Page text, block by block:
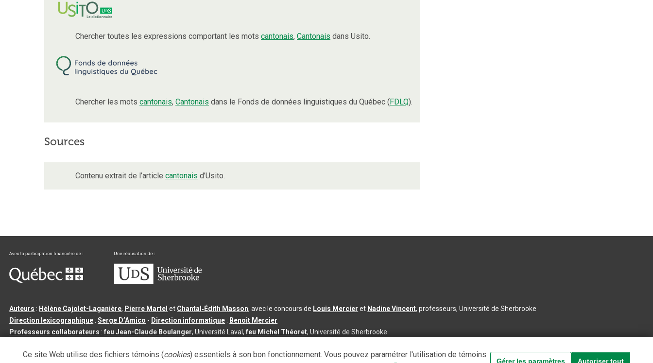
Chercher toutes les expressions comportant les mots cantonais, Cantonais dans Usito.
Chercher les mots cantonais, Cantonais dans le Fonds de données linguistiques du Québec (FDLQ).
Sources
Contenu extrait de l’article cantonais d’Usito.
Auteurs : Hélène Cajolet-Laganière, Pierre Martel et Chantal‑Édith Masson, avec le concours de Louis Mercier et Nadine Vincent, professeurs, Université de Sherbrooke
Direction lexicographique :Serge D’Amico - Direction informatique : Benoit Mercier
Professeurs collaborateurs :feu Jean-Claude Boulanger, Université Laval,feu Michel Théoret, Université de Sherbrooke
Tous droits réservés©Université de Sherbrooke |3.2.2- Dernière mise à jour du contenu :2026-08-03
Ce site Web utilise des fichiers témoins (cookies) essentiels à son bon fonctionnement. Vous pouvez paramétrer l'utilisation de témoins
Gérer les paramètres Autoriser tout